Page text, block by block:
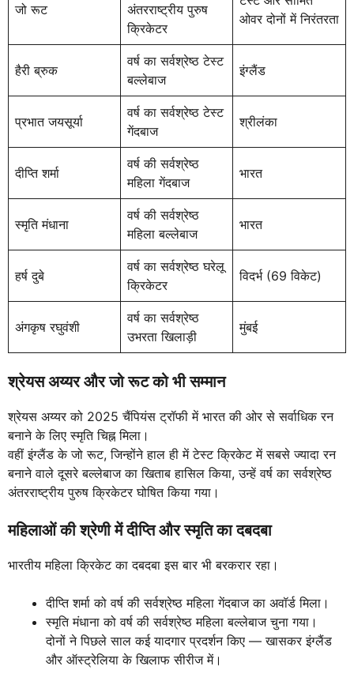
जो रूट
अंतरराष्ट्रीय पुरुष
क्रिकेटर
ओवर दोनों में निरंतरता
हैरी ब्रुक
वर्ष का सर्वश्रेष्ठ टेस्ट
बल्लेबाज
इंग्लैंड
प्रभात जयसूर्या
वर्ष का सर्वश्रेष्ठ टेस्ट
गेंदबाज
श्रीलंका
दीप्ति शर्मा
वर्ष की सर्वश्रेष्ठ
महिला गेंदबाज
भारत
स्मृति मंधाना
वर्ष की सर्वश्रेष्ठ
महिला बल्लेबाज
भारत
हर्ष दुबे
वर्ष का सर्वश्रेष्ठ घरेलू
क्रिकेटर
विदर्भ (69 विकेट)
अंगकृष रघुवंशी
वर्ष का सर्वश्रेष्ठ
उभरता खिलाड़ी
मुंबई
श्रेयस अय्यर और जो रूट को भी सम्मान
श्रेयस अय्यर को 2025 चैंपियंस ट्रॉफी में भारत की ओर से सर्वाधिक रन
बनाने के लिए स्मृति चिह्न मिला।
वहीं इंग्लैंड के जो रूट, जिन्होंने हाल ही में टेस्ट क्रिकेट में सबसे ज्यादा रन
बनाने वाले दूसरे बल्लेबाज का खिताब हासिल किया, उन्हें वर्ष का सर्वश्रेष्ठ
अंतरराष्ट्रीय पुरुष क्रिकेटर घोषित किया गया।
महिलाओं की श्रेणी में दीप्ति और स्मृति का दबदबा
भारतीय महिला क्रिकेट का दबदबा इस बार भी बरकरार रहा।
दीप्ति शर्मा को वर्ष की सर्वश्रेष्ठ महिला गेंदबाज का अवॉर्ड मिला।
स्मृति मंधाना को वर्ष की सर्वश्रेष्ठ महिला बल्लेबाज चुना गया।
दोनों ने पिछले साल कई यादगार प्रदर्शन किए — खासकर इंग्लैंड
और ऑस्ट्रेलिया के खिलाफ सीरीज में।